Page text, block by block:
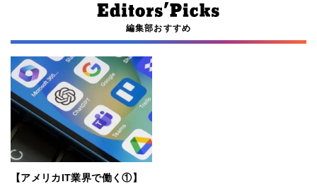
編集部おすすめ
【アメリカIT業界で働く①】